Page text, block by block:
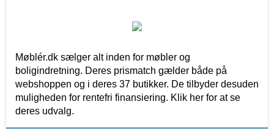
Møblér.dk sælger alt inden for møbler og
boligindretning. Deres prismatch gælder både på
webshoppen og i deres 37 butikker. De tilbyder desuden
muligheden for rentefri finansiering. Klik her for at se
deres udvalg.